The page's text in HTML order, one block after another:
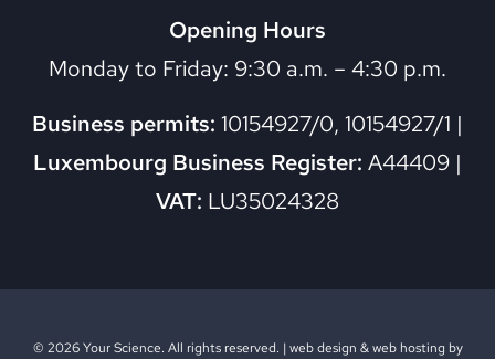
Opening Hours
Monday to Friday: 9:30 a.m. – 4:30 p.m.
Business permits: 10154927/0, 10154927/1 |
Luxembourg Business Register: A44409 |
VAT: LU35024328
© 2026 Your Science. All rights reserved. |web design &web hosting by